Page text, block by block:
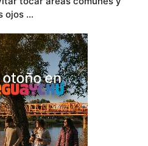
ojos …